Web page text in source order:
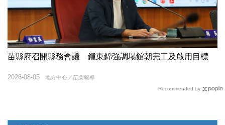
苗縣府召開縣務會議 鍾東錦強調場館朝完工及啟用目標
地方中心／苗栗報導
2026-08-05
Recommended by